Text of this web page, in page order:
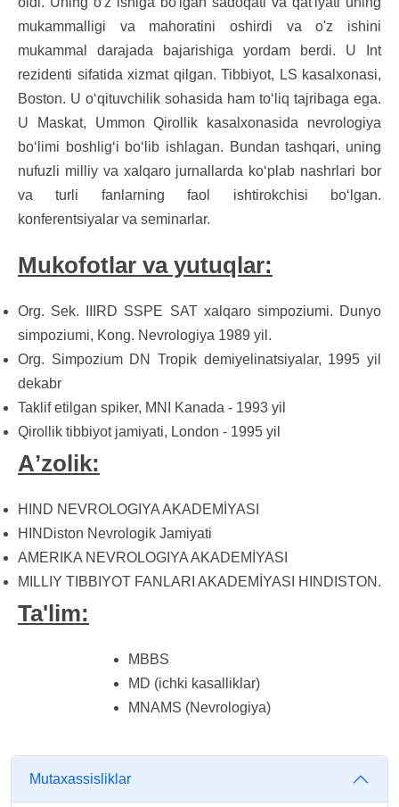
mukammalligi va mahoratini oshirdi va o'z ishini
mukammal darajada bajarishiga yordam berdi. U Int
rezidenti sifatida xizmat qilgan. Tibbiyot, LS kasalxonasi,
Boston. U oʻqituvchilik sohasida ham toʻliq tajribaga ega.
U Maskat, Ummon Qirollik kasalxonasida nevrologiya
boʻlimi boshligʻi boʻlib ishlagan. Bundan tashqari, uning
nufuzli milliy va xalqaro jurnallarda koʻplab nashrlari bor
va turli fanlarning faol ishtirokchisi boʻlgan.
konferentsiyalar va seminarlar.
Mukofotlar va yutuqlar:
Org. Sek. IIIRD SSPE SAT xalqaro simpoziumi. Dunyo
simpoziumi, Kong. Nevrologiya 1989 yil.
Org. Simpozium DN Tropik demiyelinatsiyalar, 1995 yil
dekabr
Taklif etilgan spiker, MNI Kanada - 1993 yil
Qirollik tibbiyot jamiyati, London - 1995 yil
Aʼzolik:
HIND NEVROLOGIYA AKADEMİYASI
HINDiston Nevrologik Jamiyati
AMERIKA NEVROLOGIYA AKADEMİYASI
MILLIY TIBBIYOT FANLARI AKADEMİYASI HINDISTON.
Ta'lim:
MBBS
MD (ichki kasalliklar)
MNAMS (Nevrologiya)
Mutaxassisliklar